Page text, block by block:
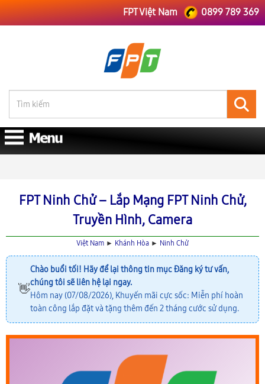
FPT Việt Nam 0899 789 369
FPT Ninh Chử – Lắp Mạng FPT Ninh Chử,
Truyền Hình, Camera
Việt Nam ► Khánh Hòa ► Ninh Chử
👋
Chào buổi tối! Hãy để lại thông tin mụcĐăng ký tư vấn,
chúng tôi sẽ liên hệ lại ngay.
Hôm nay (07/08/2026), Khuyến mãi cực sốc: Miễn phí hoàn
toàn công lắp đặt và tặng thêm đến 2 tháng cước sử dụng.